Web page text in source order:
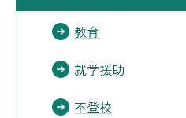
教育
就学援助
不登校